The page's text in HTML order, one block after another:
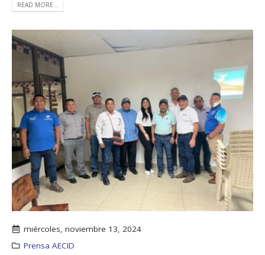
READ MORE...
miércoles, noviembre 13, 2024
Prensa AECID